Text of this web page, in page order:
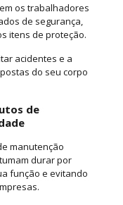
os trabalhadores
de segurança,
itens de proteção.
acidentes e a
do seu corpo
de
manutenção
durar por
função e evitando